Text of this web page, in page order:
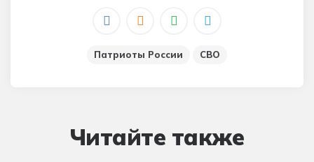
Патриоты России СВО
Читайте также